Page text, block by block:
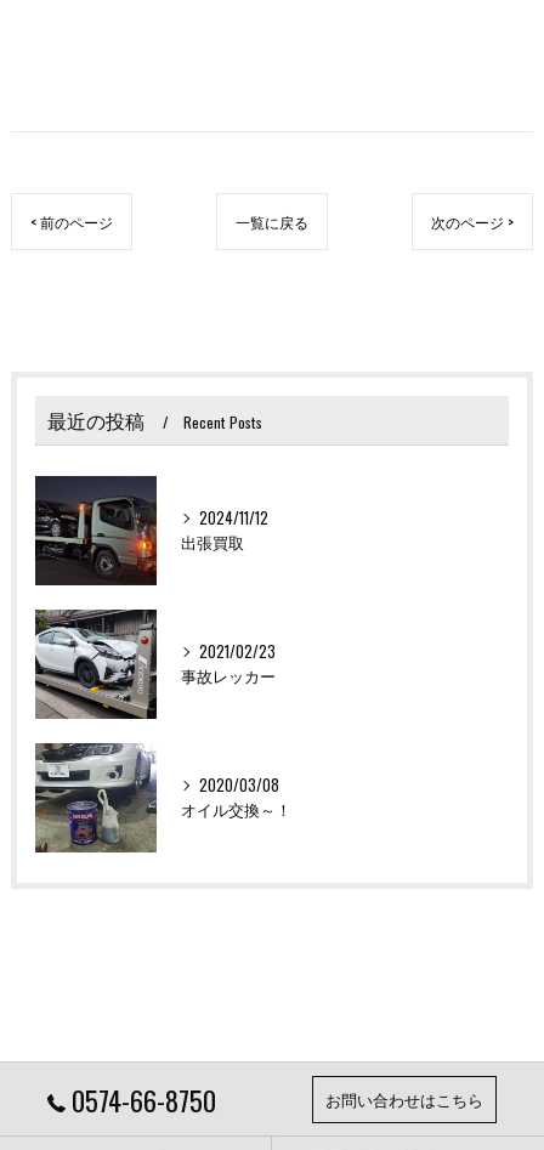
< 前のページ 一覧に戻る 次のページ >
最近の投稿 Recent Posts
2024/11/12
出張買取
2021/02/23
事故レッカー
2020/03/08
オイル交換～！
0574-66-8750 お問い合わせはこちら